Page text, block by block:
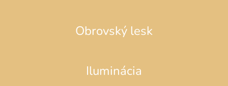
Obrovský lesk
Iluminácia